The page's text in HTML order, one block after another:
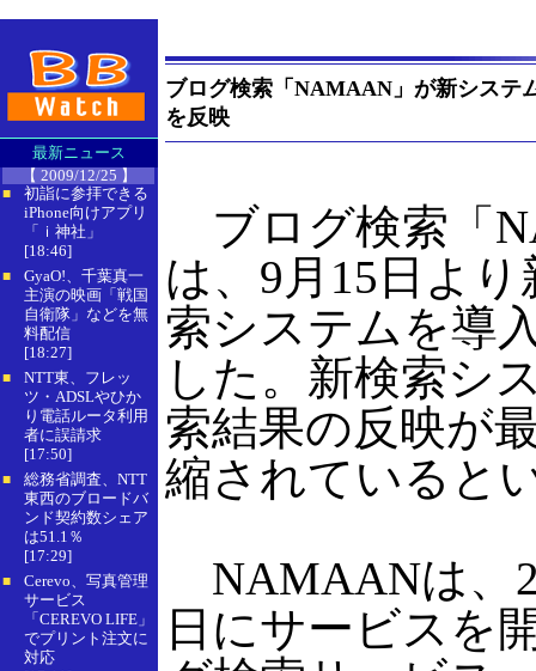
最新ニュース
【 2009/12/25 】
■
初詣に参拝できる
iPhone向けアプリ
「ｉ神社」
[18:46]
■
GyaO!、千葉真一
主演の映画「戦国
自衛隊」などを無
料配信
[18:27]
■
NTT東、フレッ
ツ・ADSLやひか
り電話ルータ利用
者に誤請求
[17:50]
■
総務省調査、NTT
東西のブロードバ
ンド契約数シェア
は51.1％
[17:29]
■
Cerevo、写真管理
サービス
「CEREVO LIFE」
でプリント注文に
対応
ブログ検索「NAMAAN」が新システ
を反映
ブログ検索「
は、9月15日よ
索システムを導
した。新検索シ
索結果の反映が
縮されていると
NAMAANは、
日にサービスを